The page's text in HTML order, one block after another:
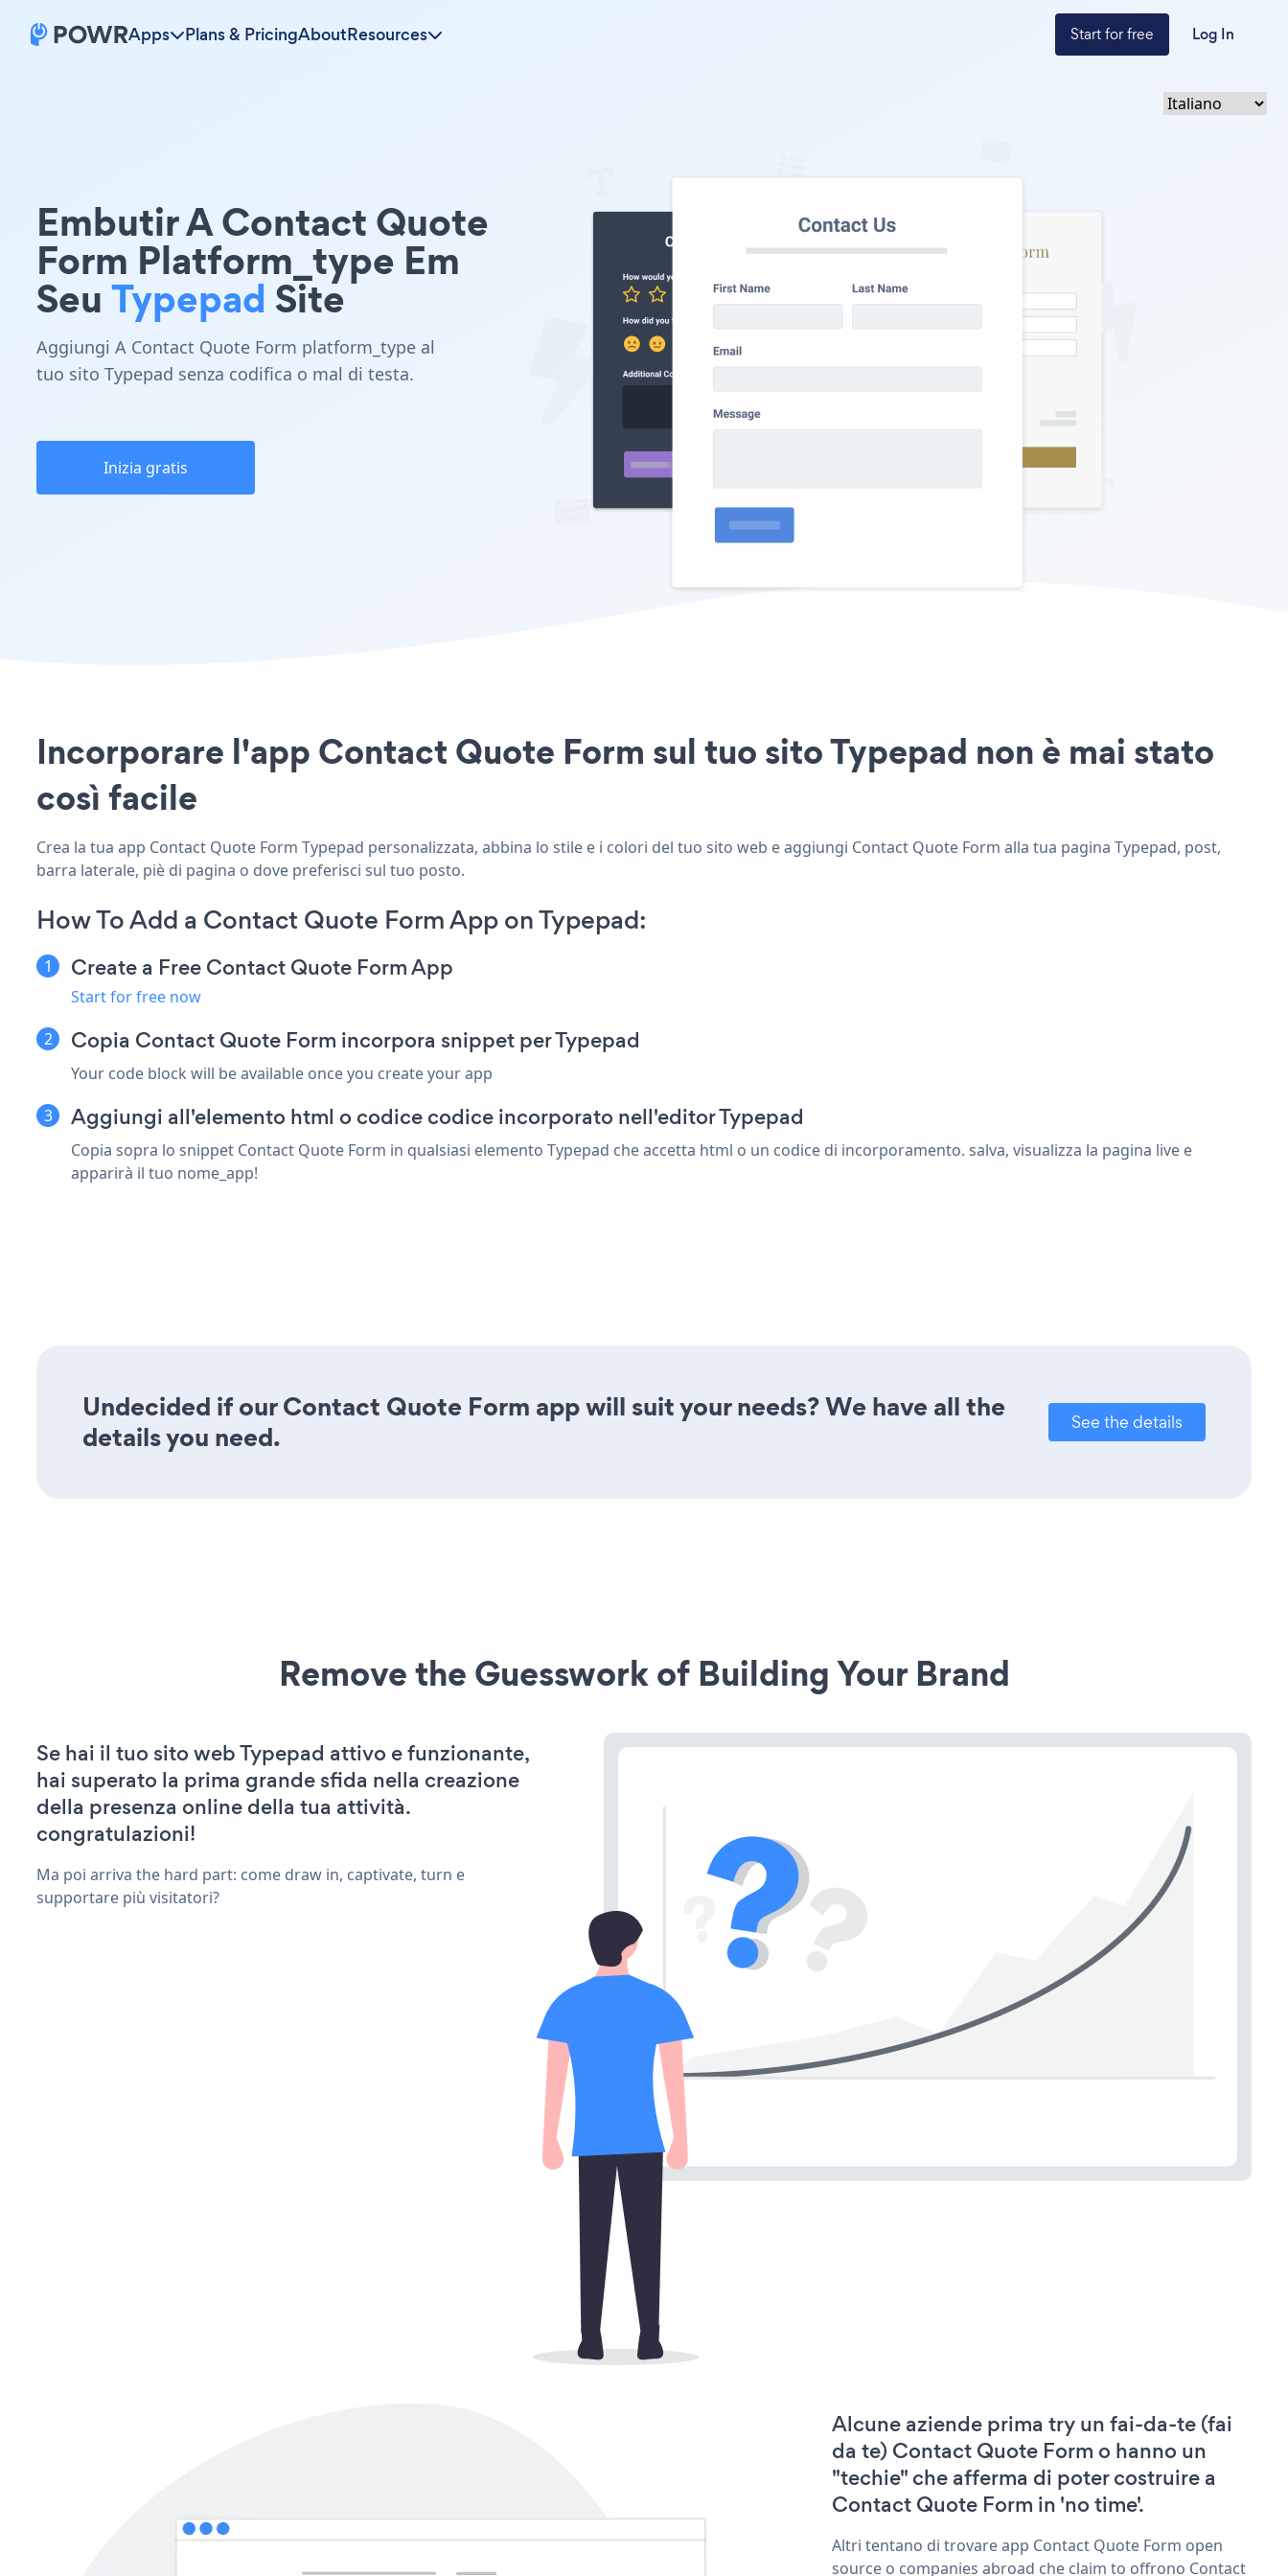
Apps Plans & PricingAboutResources Start for free Log In
Embutir A Contact Quote
Form Platform_type Em
SeuTypepad Site
Aggiungi A Contact Quote Form platform_type al
tuo sito Typepad senza codifica o mal di testa.
Inizia gratis
Incorporare l'app Contact Quote Form sul tuo sito Typepad non è mai stato
così facile
Crea la tua app Contact Quote Form Typepad personalizzata, abbina lo stile e i colori del tuo sito web e aggiungi Contact Quote Form alla tua pagina Typepad, post,
barra laterale, piè di pagina o dove preferisci sul tuo posto.
How To Add a Contact Quote Form App on Typepad:
Create a Free Contact Quote Form App
Start for free now
Copia Contact Quote Form incorpora snippet per Typepad
Your code block will be available once you create your app
Aggiungi all'elemento html o codice codice incorporato nell'editor Typepad
Copia sopra lo snippet Contact Quote Form in qualsiasi elemento Typepad che accetta html o un codice di incorporamento. salva, visualizza la pagina live e
apparirà il tuo nome_app!
Undecided if our Contact Quote Form app will suit your needs? We have all the
details you need.
See the details
Remove the Guesswork of Building Your Brand
Se hai il tuo sito web Typepad attivo e funzionante,
hai superato la prima grande sfida nella creazione
della presenza online della tua attività.
congratulazioni!
Ma poi arriva the hard part: come draw in, captivate, turn e
supportare più visitatori?
Alcune aziende prima try un fai-da-te (fai
da te) Contact Quote Form o hanno un
"techie" che afferma di poter costruire a
Contact Quote Form in 'no time'.
Altri tentano di trovare app Contact Quote Form open
source o companies abroad che claim to offrono Contact